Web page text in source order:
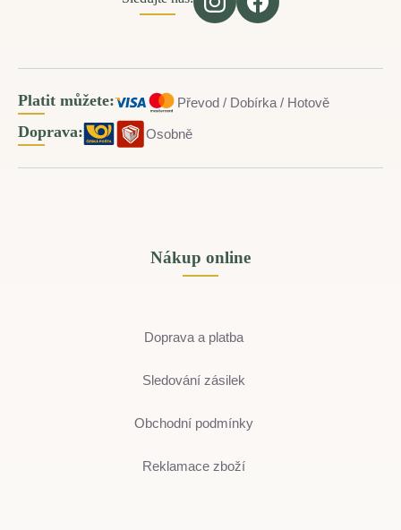
Platit můžete: Převod / Dobírka / Hotově
Doprava: Osobně
Nákup online
Doprava a platba
Sledování zásilek
Obchodní podmínky
Reklamace zboží